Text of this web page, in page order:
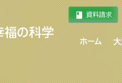
book 資料請求
ホーム